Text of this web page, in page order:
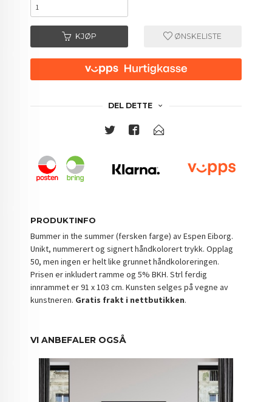
KJØP ØNSKELISTE
DEL DETTE
PRODUKTINFO
Bummer in the summer (fersken farge) av Espen Eiborg.
Unikt, nummerert og signert håndkolorert trykk. Opplag
50, men ingen er helt like grunnet håndkoloreringen.
Prisen er inkludert ramme og 5% BKH. Strl ferdig
innrammet er 91 x 103 cm. Kunsten selges på vegne av
kunstneren. Gratis frakt i nettbutikken.
VI ANBEFALER OGSÅ